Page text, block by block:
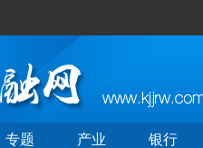
专题 产业 银行